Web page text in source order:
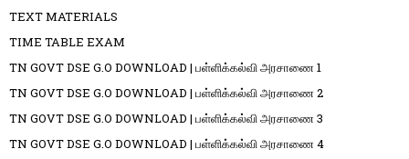
TEXT MATERIALS
TIME TABLE EXAM
TN GOVT DSE G.O DOWNLOAD | பள்ளிக்கல்வி அரசாணை 1
TN GOVT DSE G.O DOWNLOAD | பள்ளிக்கல்வி அரசாணை 2
TN GOVT DSE G.O DOWNLOAD | பள்ளிக்கல்வி அரசாணை 3
TN GOVT DSE G.O DOWNLOAD | பள்ளிக்கல்வி அரசாணை 4